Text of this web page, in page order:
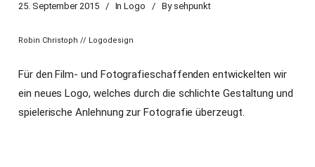
25. September 2015 In Logo By sehpunkt
Robin Christoph // Logodesign
Für den Film- und Fotografieschaffenden entwickelten wir
ein neues Logo, welches durch die schlichte Gestaltung und
spielerische Anlehnung zur Fotografie überzeugt.